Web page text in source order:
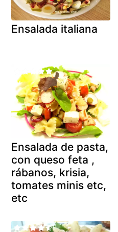
Ensalada italiana
Ensalada de pasta,
con queso feta ,
rábanos, krisia,
tomates minis etc,
etc